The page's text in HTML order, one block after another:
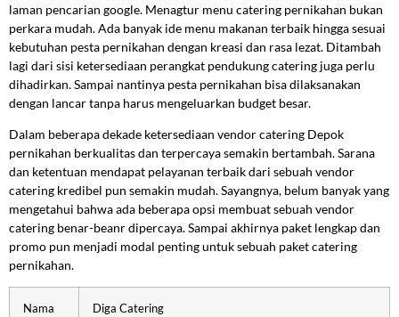
laman pencarian google. Menagtur menu catering pernikahan bukan
perkara mudah. Ada banyak ide menu makanan terbaik hingga sesuai
kebutuhan pesta pernikahan dengan kreasi dan rasa lezat. Ditambah
lagi dari sisi ketersediaan perangkat pendukung catering juga perlu
dihadirkan. Sampai nantinya pesta pernikahan bisa dilaksanakan
dengan lancar tanpa harus mengeluarkan budget besar.
Dalam beberapa dekade ketersediaan vendor catering Depok
pernikahan berkualitas dan terpercaya semakin bertambah. Sarana
dan ketentuan mendapat pelayanan terbaik dari sebuah vendor
catering kredibel pun semakin mudah. Sayangnya, belum banyak yang
mengetahui bahwa ada beberapa opsi membuat sebuah vendor
catering benar-beanr dipercaya. Sampai akhirnya paket lengkap dan
promo pun menjadi modal penting untuk sebuah paket catering
pernikahan.
Nama
Diga Catering